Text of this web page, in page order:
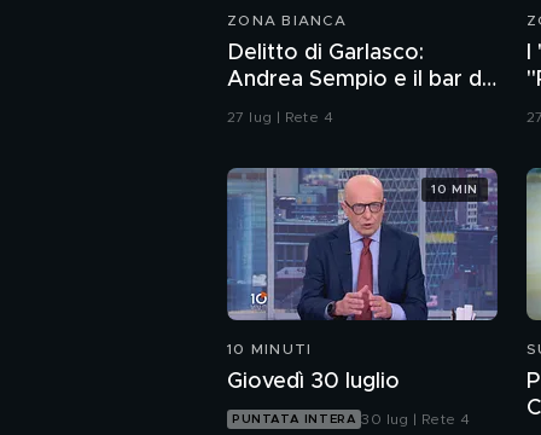
ZONA BIANCA
Delitto di Garlasco:
Andrea Sempio e il bar di
Vigevano e i racconti
27 lug | Rete 4
10 MINUTI
Giovedì 30 luglio
PUNTATA INTERA 30 lug | Rete 4
10 MIN